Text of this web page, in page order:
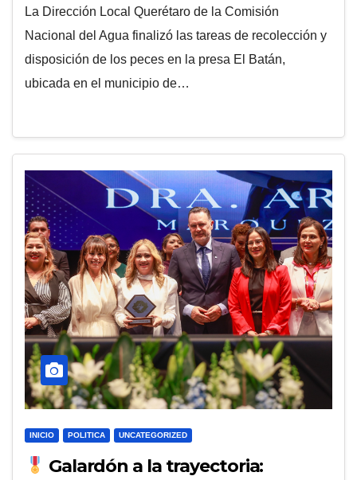
La Dirección Local Querétaro de la Comisión
Nacional del Agua finalizó las tareas de recolección y
disposición de los peces en la presa El Batán,
ubicada en el municipio de…
INICIO POLITICA UNCATEGORIZED
Galardón a la trayectoria: